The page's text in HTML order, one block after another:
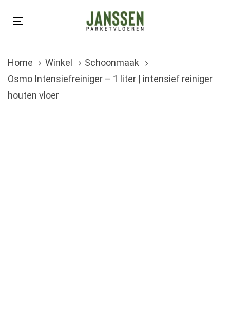
links
navigation
Skip
Toggle
Home
Winkel
Schoonmaak
Osmo Intensiefreiniger – 1 liter | intensief reiniger
houten vloer